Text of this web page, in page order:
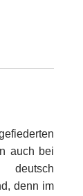
auch bei
denn im